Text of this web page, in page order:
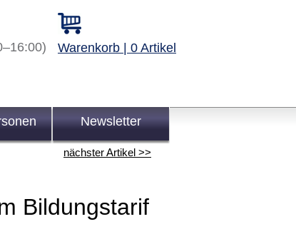
Warenkorb | 0 Artikel
Newsletter
nächster Artikel >>
Bildungstarif